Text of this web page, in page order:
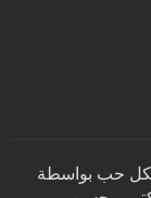
حب بواسطة